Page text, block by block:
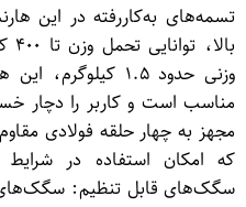
تسمه‌های به‌کاررفته در این
وزنی حدود ۱.۵
مناسب است و کاربر را دچار
مجهز به چهار حلقه فولادی
که امکان استفاده در
سگک‌های قابل تنظیم: سگک‌های